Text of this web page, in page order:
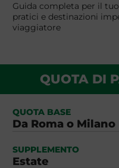
Guida completa per il
pratici e destinazioni
viaggiatore
QUOTA DI
QUOTA BASE
Da Roma o Milano
SUPPLEMENTO
Estate